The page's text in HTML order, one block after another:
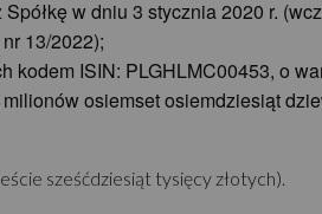
w dniu 3 stycznia 2020 r.
13/2022);
ISIN: PLGHLMC00453, o
osiemset osiemdziesiąt
sześćdziesiąt tysięcy złotych).